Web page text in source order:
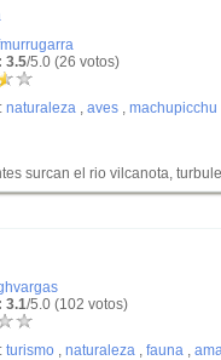
3.5/5.0 (26 votos)
naturaleza , aves , machupicchu
surcan el rio vilcanota,
3.1/5.0 (102 votos)
turismo , naturaleza , fauna ,